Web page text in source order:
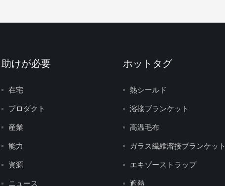
助けが必要
在宅
プロダクト
産業
能力
資源
ニュース
ホットタグ
熱シールド
溶接ブランケット
高温毛布
ガラス繊維溶接ブランケット
エキゾーストラップ
遮熱